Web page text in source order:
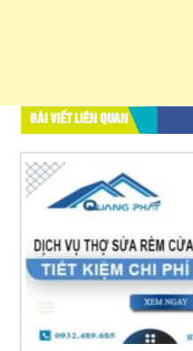
BÀI VIẾT LIÊN QUAN